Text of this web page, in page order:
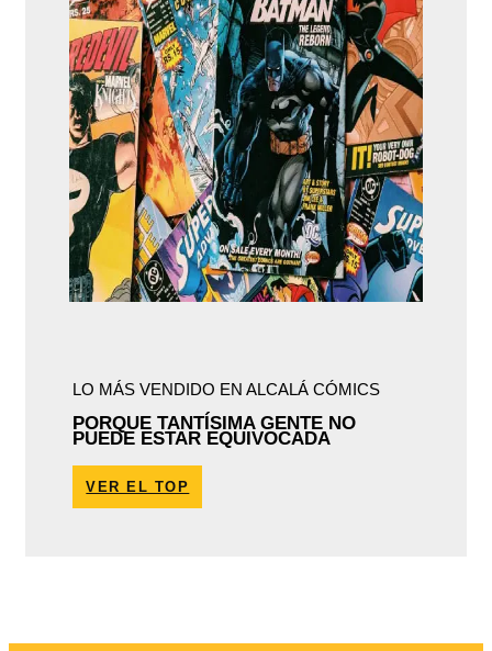
LO MÁS VENDIDO EN ALCALÁ CÓMICS
PORQUE TANTÍSIMA GENTE NO
PUEDE ESTAR EQUIVOCADA
VER EL TOP